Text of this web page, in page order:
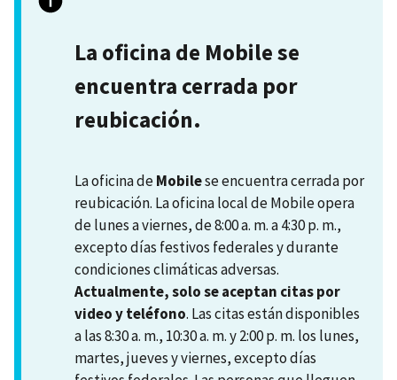
La oficina de Mobile se
encuentra cerrada por
reubicación.
La oficina deMobilese encuentra cerrada por
reubicación. La oficina local de Mobile opera
de lunes a viernes, de 8:00 a. m. a 4:30 p. m.,
excepto días festivos federales y durante
condiciones climáticas adversas.
Actualmente, solo se aceptan citas por
video y teléfono. Las citas están disponibles
a las 8:30 a. m., 10:30 a. m. y 2:00 p. m. los lunes,
martes, jueves y viernes, excepto días